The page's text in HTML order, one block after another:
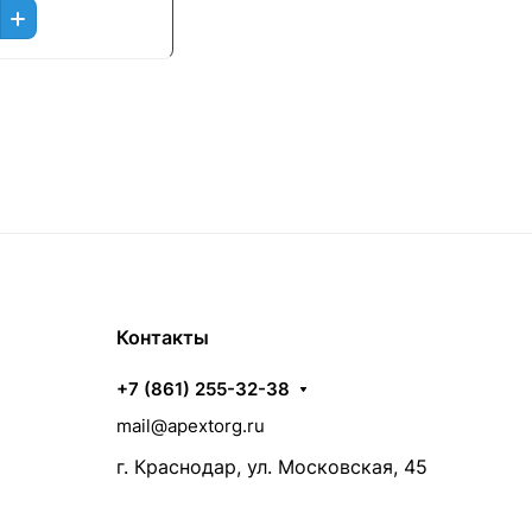
Контакты
+7 (861) 255-32-38
mail@apextorg.ru
г. Краснодар, ул. Московская, 45